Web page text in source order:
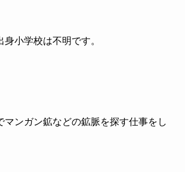
小学校は不明です。
マンガン鉱などの鉱脈を探す仕事をし